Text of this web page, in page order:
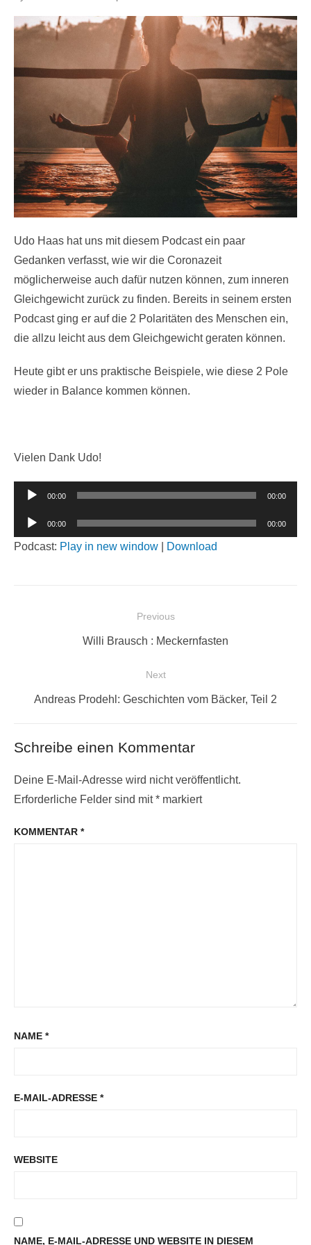
Udo Haas hat uns mit diesem Podcast ein paar
Gedanken verfasst, wie wir die Coronazeit
möglicherweise auch dafür nutzen können, zum inneren
Gleichgewicht zurück zu finden. Bereits in seinem ersten
Podcast ging er auf die 2 Polaritäten des Menschen ein,
die allzu leicht aus dem Gleichgewicht geraten können.
Heute gibt er uns praktische Beispiele, wie diese 2 Pole
wieder in Balance kommen können.
Vielen Dank Udo!
Audio-
00:00 00:00
Audio-
Player
00:00 00:00
Podcast: Play in new window Download
BeitragsnavigationPrevious
Previous
Willi Brausch : Meckernfasten
Next
Next
Andreas Prodehl: Geschichten vom Bäcker, Teil 2
Schreibe einen Kommentar
Deine E-Mail-Adresse wird nicht veröffentlicht.
Erforderliche Felder sind mit* markiert
KOMMENTAR *
NAME *
E-MAIL-ADRESSE *
WEBSITE
NAME, E-MAIL-ADRESSE UND WEBSITE IN DIESEM